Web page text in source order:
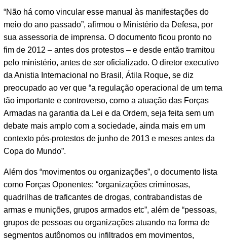
“Não há como vincular esse manual às manifestações do
meio do ano passado”, afirmou o Ministério da Defesa, por
sua assessoria de imprensa. O documento ficou pronto no
fim de 2012 – antes dos protestos – e desde então tramitou
pelo ministério, antes de ser oficializado. O diretor executivo
da Anistia Internacional no Brasil, Átila Roque, se diz
preocupado ao ver que “a regulação operacional de um tema
tão importante e controverso, como a atuação das Forças
Armadas na garantia da Lei e da Ordem, seja feita sem um
debate mais amplo com a sociedade, ainda mais em um
contexto pós-protestos de junho de 2013 e meses antes da
Copa do Mundo”.
Além dos “movimentos ou organizações”, o documento lista
como Forças Oponentes: “organizações criminosas,
quadrilhas de traficantes de drogas, contrabandistas de
armas e munições, grupos armados etc”, além de “pessoas,
grupos de pessoas ou organizações atuando na forma de
segmentos autônomos ou infiltrados em movimentos,